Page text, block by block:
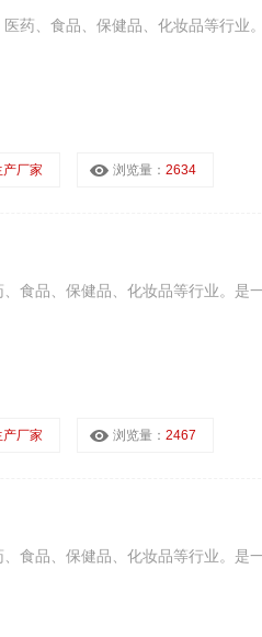
药、食品、保健品、化妆品等行业
产厂家 浏览量： 2634
食品、保健品、化妆品等行业。是
产厂家 浏览量： 2467
食品、保健品、化妆品等行业。是